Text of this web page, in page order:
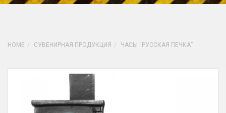
HOME СУВЕНИРНАЯ ПРОДУКЦИЯ ЧАСЫ “РУССКАЯ ПЕЧКА”